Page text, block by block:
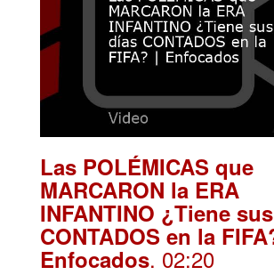
Las POLÉMICAS que
MARCARON la ERA
INFANTINO ¿Tiene
CONTADOS en la
Enfocados. 02:20